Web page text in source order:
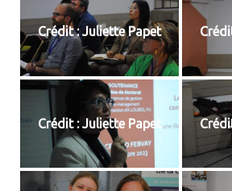
Crédit : Juliette Papet
Crédit : Juliette Papet